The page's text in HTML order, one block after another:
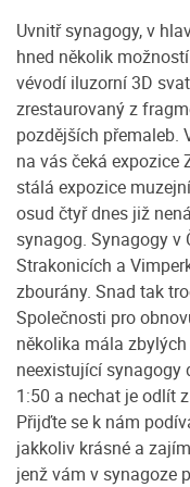
Uvnitř synagogy, v
hned několik
vévodí iluzorní 3D
zrestaurovaný z
pozdějších přemaleb.
na vás čeká expozice
stálá expozice
osud čtyř dnes již
synagog. Synagogy v
Strakonicích a
zbourány. Snad tak
Společnosti pro
několika mála
neexistující synagogy
1:50 a nechat je odlít
Přijďte se k nám
jakkoliv krásné a
jenž vám v synagoze